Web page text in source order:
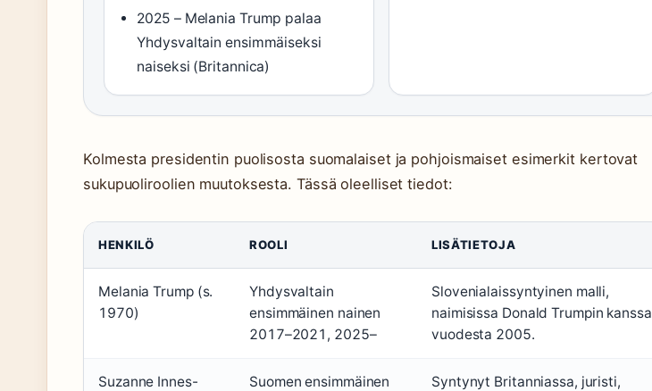
2025 – Melania Trump palaa
Yhdysvaltain ensimmäiseksi
naiseksi (Britannica)
Kolmesta presidentin puolisosta suomalaiset ja pohjoismaiset esimerkit kertovat
sukupuoliroolien muutoksesta. Tässä oleelliset tiedot:
HENKILÖ ROOLI LISÄTIETOJA
Melania Trump (s.
1970)
Yhdysvaltain
ensimmäinen nainen
2017–2021, 2025–
Slovenialaissyntyinen malli,
naimisissa Donald Trumpin kanssa
vuodesta 2005.
Suzanne Innes-
Suomen ensimmäinen
Syntynyt Britanniassa, juristi,